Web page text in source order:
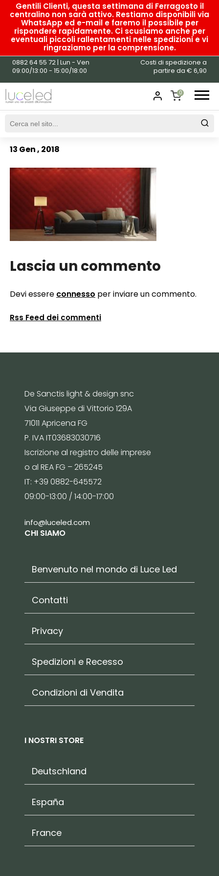
Gentili Clienti, questa settimana di Ferragosto il
centralino non sarà attivo. Restiamo disponibili via
WhatsApp ed e-mail e faremo il possibile per
rispondere rapidamente. Ci scusiamo anche per
eventuali piccoli rallentamenti nelle spedizioni e vi
ringraziamo per la comprensione.
0882 64 55 72 | Lun - Ven
09:00/13:00 - 15:00/18:00
Costi di spedizione a
partire da € 6,90
0
SHOPPING
Pannello 3d
Rivestimento
DS8050 A
13 Gen , 2018
Lascia un commento
Devi essere connesso per inviare un commento.
Rss Feed dei commenti
De Sanctis light & design snc
Via Giuseppe di Vittorio 129A
71011 Apricena FG
P. IVA IT03683030716
Iscrizione al registro delle imprese
o al REA FG – 265245
IT: +39 0882-645572
09:00-13:00 / 14:00-17:00
info@luceled.com
CHI SIAMO
Benvenuto nel mondo di Luce Led
Contatti
Privacy
Spedizioni e Recesso
Condizioni di Vendita
I NOSTRI STORE
Deutschland
España
France